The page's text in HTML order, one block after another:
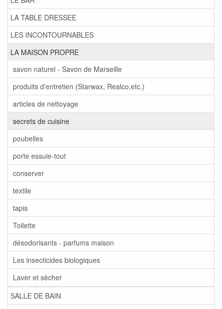
LA TABLE DRESSEE
LES INCONTOURNABLES
LA MAISON PROPRE
savon naturel - Savon de Marseille
produits d'entretien (Starwax, Realco,etc.)
articles de nettoyage
secrets de cuisine
poubelles
porte essuie-tout
conserver
textile
tapis
Toilette
désodorisants - parfums maison
Les insecticides biologiques
Laver et sècher
SALLE DE BAIN